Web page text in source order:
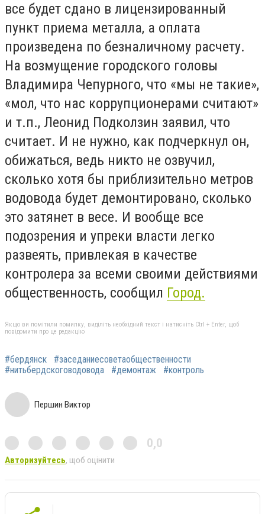
все будет сдано в лицензированный
пункт приема металла, а оплата
произведена по безналичному расчету.
На возмущение городского головы
Владимира Чепурного, что «мы не такие»,
«мол, что нас коррупционерами считают»
и т.п., Леонид Подколзин заявил, что
считает. И не нужно, как подчеркнул он,
обижаться, ведь никто не озвучил,
сколько хотя бы приблизительно метров
водовода будет демонтировано, сколько
это затянет в весе. И вообще все
подозрения и упреки власти легко
развеять, привлекая в качестве
контролера за всеми своими действиями
общественность, сообщил Город.
Якщо ви помітили помилку, виділіть необхідний текст і натисніть Ctrl + Enter, щоб
повідомити про це редакцію
#бердянск
#заседаниесоветаобщественности
#нитьбердскоговодовода
#демонтаж #контроль
Першин Виктор
0,0
Авторизуйтесь, щоб оцінити